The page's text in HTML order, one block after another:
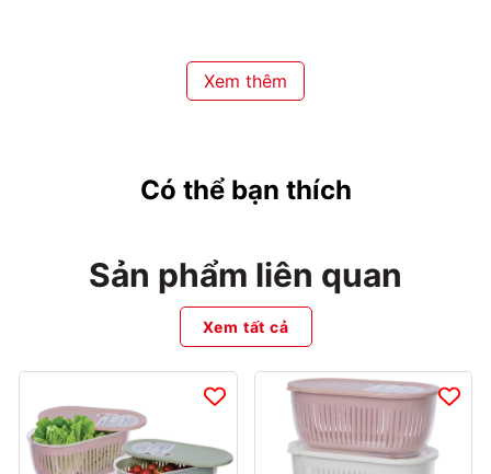
Chất liệu nhựa PP nguyên sinh
Sản phẩm sử dụng nhựa PP nguyên sinh cao cấp, đảm bảo an
toàn khi tiếp xúc với thực phẩm, không gây mùi khó chịu và có
Nắp đậy kín khí, hạn chế ám
Giữ thực phẩm kín khí
Hạn chế mùi lan trong tủ lạnh
Xem thêm
Có thể bạn thích
Sản phẩm liên quan
Xem tất cả